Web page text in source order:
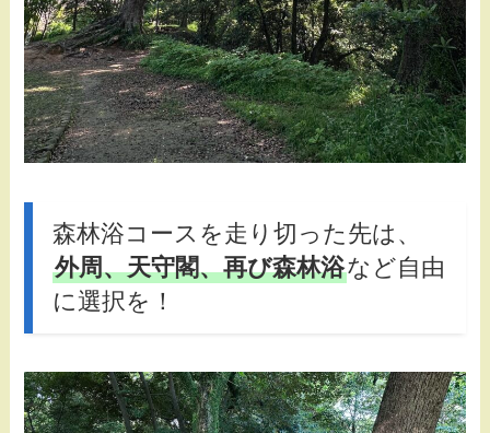
森林浴コースを走り切った先は、
外周、天守閣、再び森林浴など自由
に選択を！